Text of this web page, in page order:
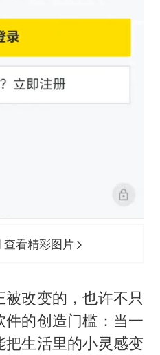
查看精彩图片
改变的，也许不只
的创造门槛：当一
生活里的小灵感变